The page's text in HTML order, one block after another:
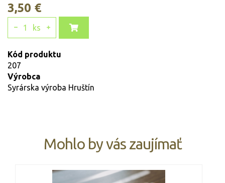
3,50 €
1 ks
Kód produktu
207
Výrobca
Syrárska výroba Hruštín
Mohlo by vás zaujímať